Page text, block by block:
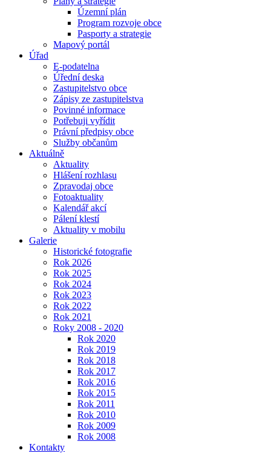
Územní plán
Program rozvoje obce
Pasporty a strategie
Mapový portál
Úřad
E-podatelna
Úřední deska
Zastupitelstvo obce
Zápisy ze zastupitelstva
Povinné informace
Potřebuji vyřídit
Právní předpisy obce
Služby občanům
Aktuálně
Aktuality
Hlášení rozhlasu
Zpravodaj obce
Fotoaktuality
Kalendář akcí
Pálení klestí
Aktuality v mobilu
Galerie
Historické fotografie
Rok 2026
Rok 2025
Rok 2024
Rok 2023
Rok 2022
Rok 2021
Roky 2008 - 2020
Rok 2020
Rok 2019
Rok 2018
Rok 2017
Rok 2016
Rok 2015
Rok 2011
Rok 2010
Rok 2009
Rok 2008
Kontakty